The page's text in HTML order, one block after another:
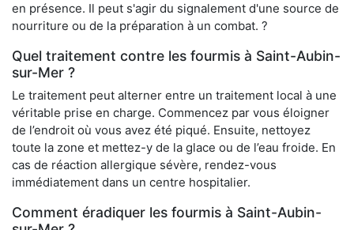
en présence. Il peut s'agir du signalement d'une source de
nourriture ou de la préparation à un combat. ?
Quel traitement contre les fourmis à Saint-Aubin-
sur-Mer ?
Le traitement peut alterner entre un traitement local à une
véritable prise en charge. Commencez par vous éloigner
de l’endroit où vous avez été piqué. Ensuite, nettoyez
toute la zone et mettez-y de la glace ou de l’eau froide. En
cas de réaction allergique sévère, rendez-vous
immédiatement dans un centre hospitalier.
Comment éradiquer les fourmis à Saint-Aubin-